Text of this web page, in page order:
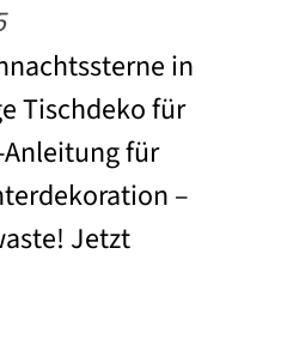
in
Tischdeko für
Anleitung für
–
Jetzt